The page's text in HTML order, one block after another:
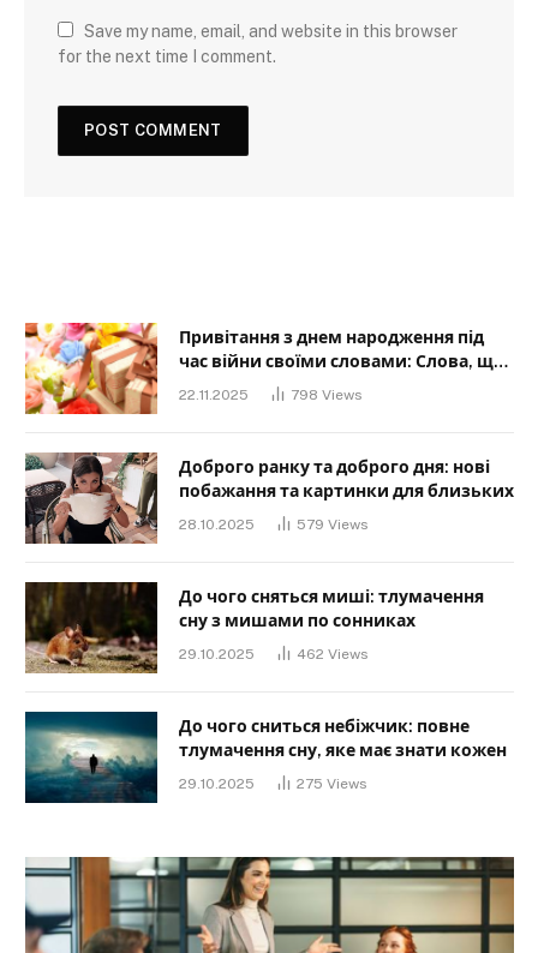
Save my name, email, and website in this browser
for the next time I comment.
Привітання з днем народження під
час війни своїми словами: Слова, що
дарують надію та силу
22.11.2025 798 Views
Доброго ранку та доброго дня: нові
побажання та картинки для близьких
28.10.2025 579 Views
До чого сняться миші: тлумачення
сну з мишами по сонниках
29.10.2025 462 Views
До чого сниться небіжчик: повне
тлумачення сну, яке має знати кожен
29.10.2025 275 Views